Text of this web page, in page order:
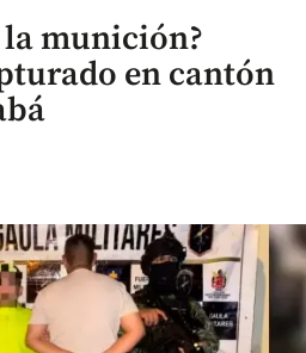
la munición?
en cantón